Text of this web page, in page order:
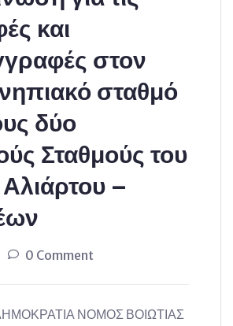
και
στον
σταθμό
δύο
Σταθμούς του
–
0 Comment
ΝΟΜΟΣ ΒΟΙΩΤΙΑΣ